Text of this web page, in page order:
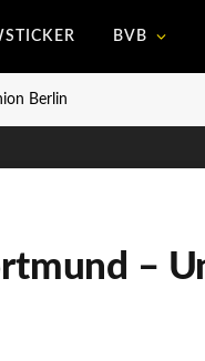
BVB
Berlin
–